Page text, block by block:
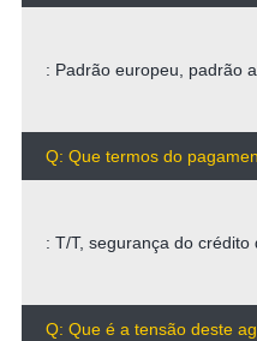
: Padrão europeu, padrão
Q: Que termos do
: T/T, segurança do
Q: Que é a tensão deste